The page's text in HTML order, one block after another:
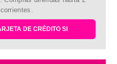
DE CRÉDITO SI